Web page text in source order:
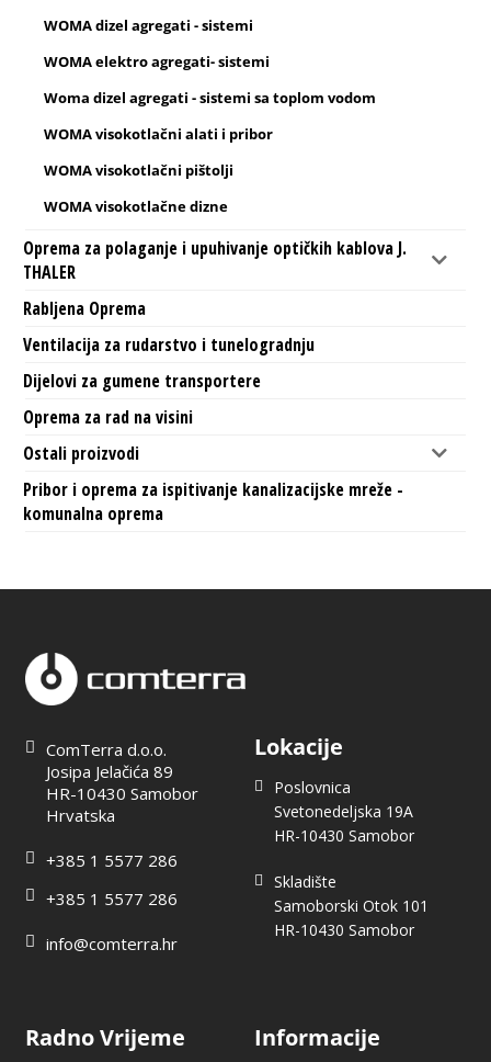
WOMA dizel agregati - sistemi
WOMA elektro agregati- sistemi
Woma dizel agregati - sistemi sa toplom vodom
WOMA visokotlačni alati i pribor
WOMA visokotlačni pištolji
WOMA visokotlačne dizne
Oprema za polaganje i upuhivanje optičkih kablova J.
THALER
Rabljena Oprema
Ventilacija za rudarstvo i tunelogradnju
Dijelovi za gumene transportere
Oprema za rad na visini
Ostali proizvodi
Pribor i oprema za ispitivanje kanalizacijske mreže -
komunalna oprema
ComTerra d.o.o.
Josipa Jelačića 89
HR-10430 Samobor
Hrvatska
+385 1 5577 286
+385 1 5577 286
info@comterra.hr
Lokacije
Poslovnica
Svetonedeljska 19A
HR-10430 Samobor
Skladište
Samoborski Otok 101
HR-10430 Samobor
Radno Vrijeme Informacije